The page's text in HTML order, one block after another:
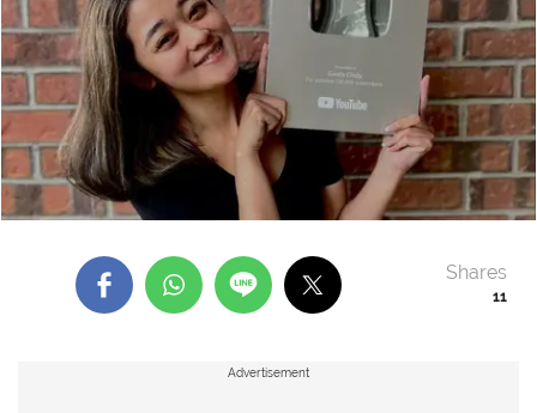
11
Shares
Advertisement